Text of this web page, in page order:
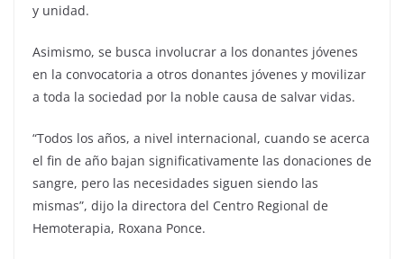
y unidad.
Asimismo, se busca involucrar a los donantes jóvenes
en la convocatoria a otros donantes jóvenes y movilizar
a toda la sociedad por la noble causa de salvar vidas.
“Todos los años, a nivel internacional, cuando se acerca
el fin de año bajan significativamente las donaciones de
sangre, pero las necesidades siguen siendo las
mismas”, dijo la directora del Centro Regional de
Hemoterapia, Roxana Ponce.